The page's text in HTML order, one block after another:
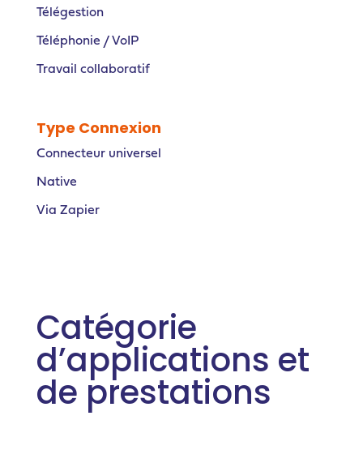
Télégestion
Téléphonie / VoIP
Travail collaboratif
Type Connexion
Connecteur universel
Native
Via Zapier
Catégorie
d’applications et
de prestations